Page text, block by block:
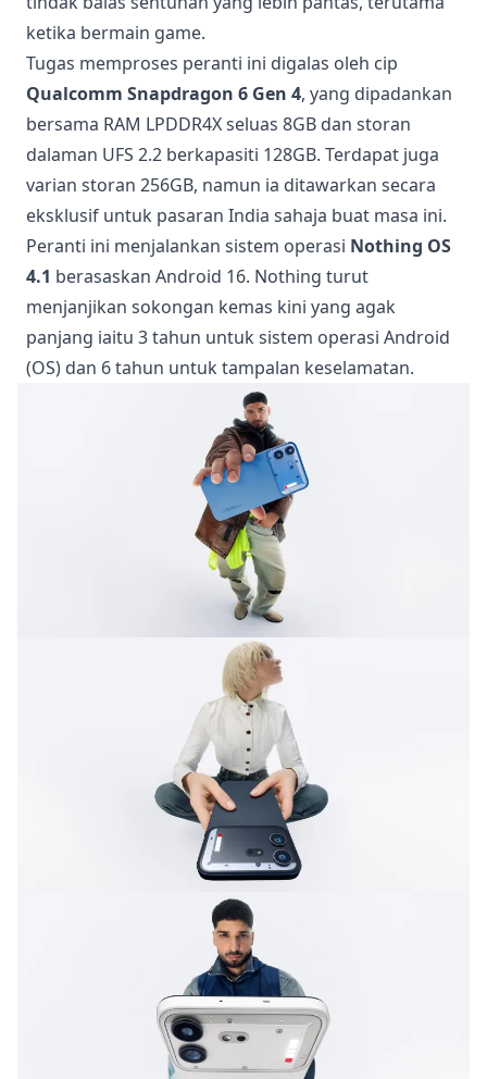
ketika bermain game.
Tugas memproses peranti ini digalas oleh cip
Qualcomm Snapdragon 6 Gen 4, yang dipadankan
bersama RAM LPDDR4X seluas 8GB dan storan
dalaman UFS 2.2 berkapasiti 128GB. Terdapat juga
varian storan 256GB, namun ia ditawarkan secara
eksklusif untuk pasaran India sahaja buat masa ini.
Peranti ini menjalankan sistem operasi Nothing OS
4.1 berasaskan Android 16. Nothing turut
menjanjikan sokongan kemas kini yang agak
panjang iaitu 3 tahun untuk sistem operasi Android
(OS) dan 6 tahun untuk tampalan keselamatan.